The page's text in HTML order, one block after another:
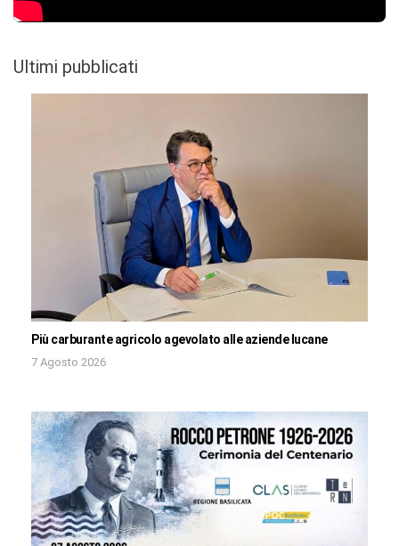
Ultimi pubblicati
Più carburante agricolo agevolato alle aziende lucane
7 Agosto 2026